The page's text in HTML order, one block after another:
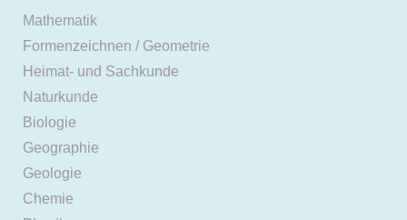
Mathematik
Formenzeichnen / Geometrie
Heimat- und Sachkunde
Naturkunde
Biologie
Geographie
Geologie
Chemie